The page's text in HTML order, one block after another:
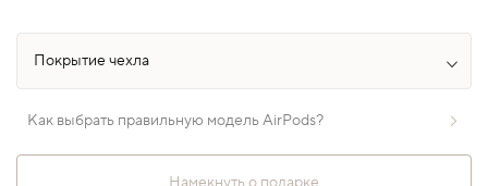
Как выбрать правильную модель AirPods?